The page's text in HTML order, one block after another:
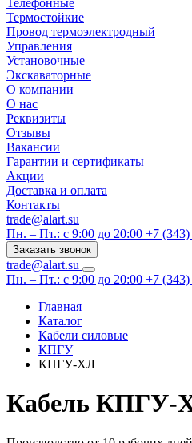
Телефонные
Термостойкие
Провод термоэлектродный
Управления
Установочные
Экскаваторные
О компании
О нас
Реквизиты
Отзывы
Вакансии
Гарантии и сертификаты
Акции
Доставка и оплата
Контакты
trade@alart.su
Пн. – Пт.: с 9:00 до 20:00 +7
Заказать звонок
trade@alart.su
Пн. – Пт.: с 9:00 до 20:00 +7
Главная
Каталог
Кабели силовые
КПГУ
КПГУ-ХЛ
Кабель КПГУ-